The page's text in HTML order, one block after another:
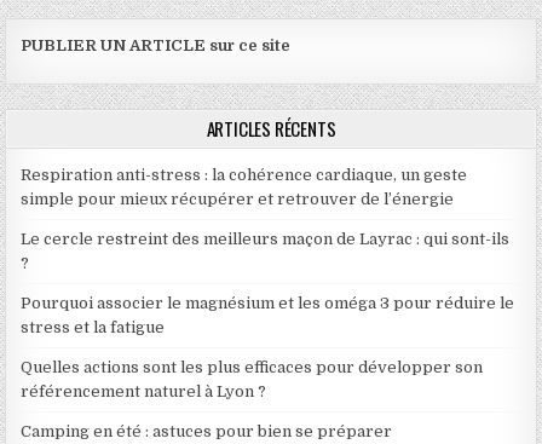
PUBLIER UN ARTICLE sur ce site
ARTICLES RÉCENTS
Respiration anti-stress : la cohérence cardiaque, un geste
simple pour mieux récupérer et retrouver de l’énergie
Le cercle restreint des meilleurs maçon de Layrac : qui sont-ils
?
Pourquoi associer le magnésium et les oméga 3 pour réduire le
stress et la fatigue
Quelles actions sont les plus efficaces pour développer son
référencement naturel à Lyon ?
Camping en été : astuces pour bien se préparer